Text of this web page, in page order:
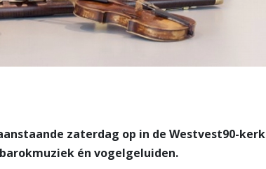
zaterdag op in de Westvest90-kerk
én vogelgeluiden.